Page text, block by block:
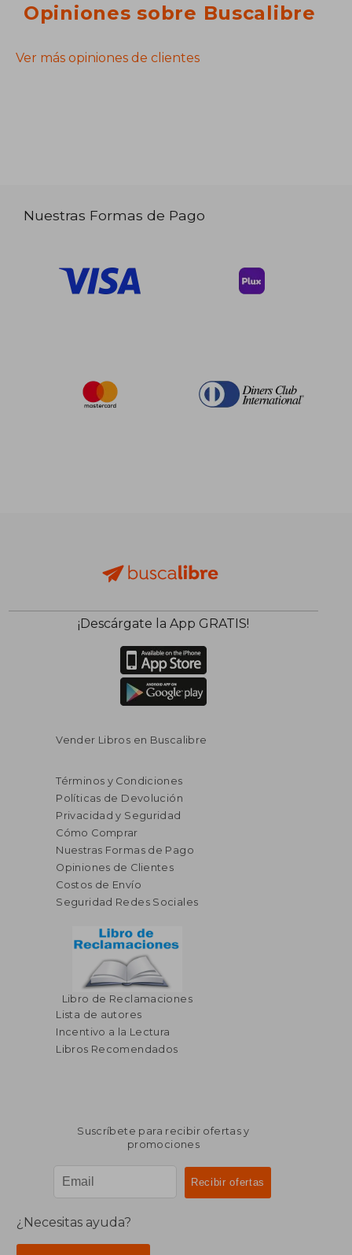
Opiniones sobre Buscalibre
Ver más opiniones de clientes
Nuestras Formas de Pago
¡Descárgate la App GRATIS!
Vender Libros en Buscalibre
Términos y Condiciones
Políticas de Devolución
Privacidad y Seguridad
Cómo Comprar
Nuestras Formas de Pago
Opiniones de Clientes
Costos de Envío
Seguridad Redes Sociales
Libro de Reclamaciones
Lista de autores
Incentivo a la Lectura
Libros Recomendados
Suscríbete para recibir ofertas y
promociones
¿Necesitas ayuda?